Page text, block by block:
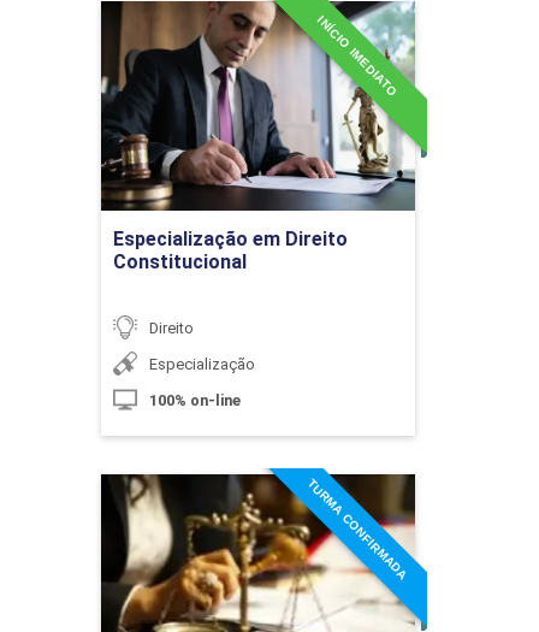
Separação Consensual
10h
10h
Inventário e Partilha
Especialização em Direito
Constitucional
INÍCIO IMEDIATO
Direito
Especialização
100% on-line
Especialização em Direito
Constitucional
Detalhes do curso
Ir para Inscrição
TURMA CONFIRMADA
Especialização em Direito
do Trabalho e Direito
Processual do Trabalho
Detalhes do curso